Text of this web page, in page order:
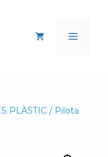
Menú
PLÀSTIC / Pilota